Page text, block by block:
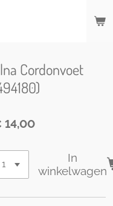
Cordonvoet
14,00
In
winkelwagen